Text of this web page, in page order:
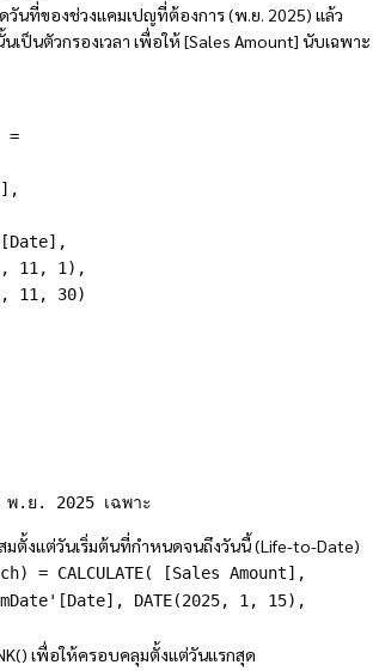
ชุดวันที่ของช่วงแคมเปญที่ต้องการ (พ.ย. 2025) แล้ว
นเป็นตัวกรองเวลา เพื่อให้ [Sales Amount] นับเฉพาะ
=
11, 1),
11, 30)
พ.ย. 2025 เฉพาะ
มตั้งแต่วันเริ่มต้นที่กำหนดจนถึงวันนี้ (Life-to-Date)
= CALCULATE( [Sales Amount],
DATE(2025, 1, 15),
เพื่อให้ครอบคลุมตั้งแต่วันแรกสุด